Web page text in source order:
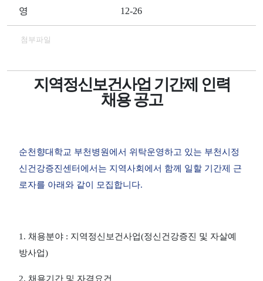
영
12-26
첨부파일
지역정신보건사업 기간제 인력
채용 공고
순천향대학교 부천병원에서 위탁운영하고 있는 부천시정
신건강증진센터에서는 지역사회에서 함께 일할 기간제 근
로자를 아래와 같이 모집합니다.
1. 채용분야 : 지역정신보건사업(정신건강증진 및 자살예
방사업)
2. 채용기간 및 자격요건